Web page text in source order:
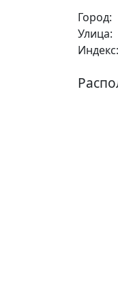
Город:
Улица:
Индекс: